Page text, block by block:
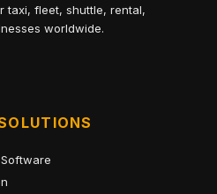
taxi, fleet, shuttle, rental,
worldwide.